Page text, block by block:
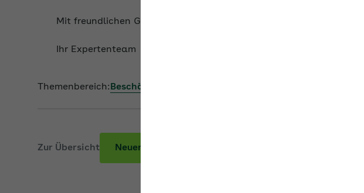
Mit freundlichen Grüßen
Ihr Expertenteam
Themenbereich:Beschäftigung älterer Arbeitnehmer
Zur Übersicht Neuer Beitrag